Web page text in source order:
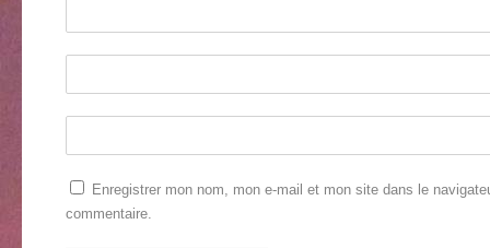
Enregistrer mon nom, mon e-mail et mon site dans le
commentaire.